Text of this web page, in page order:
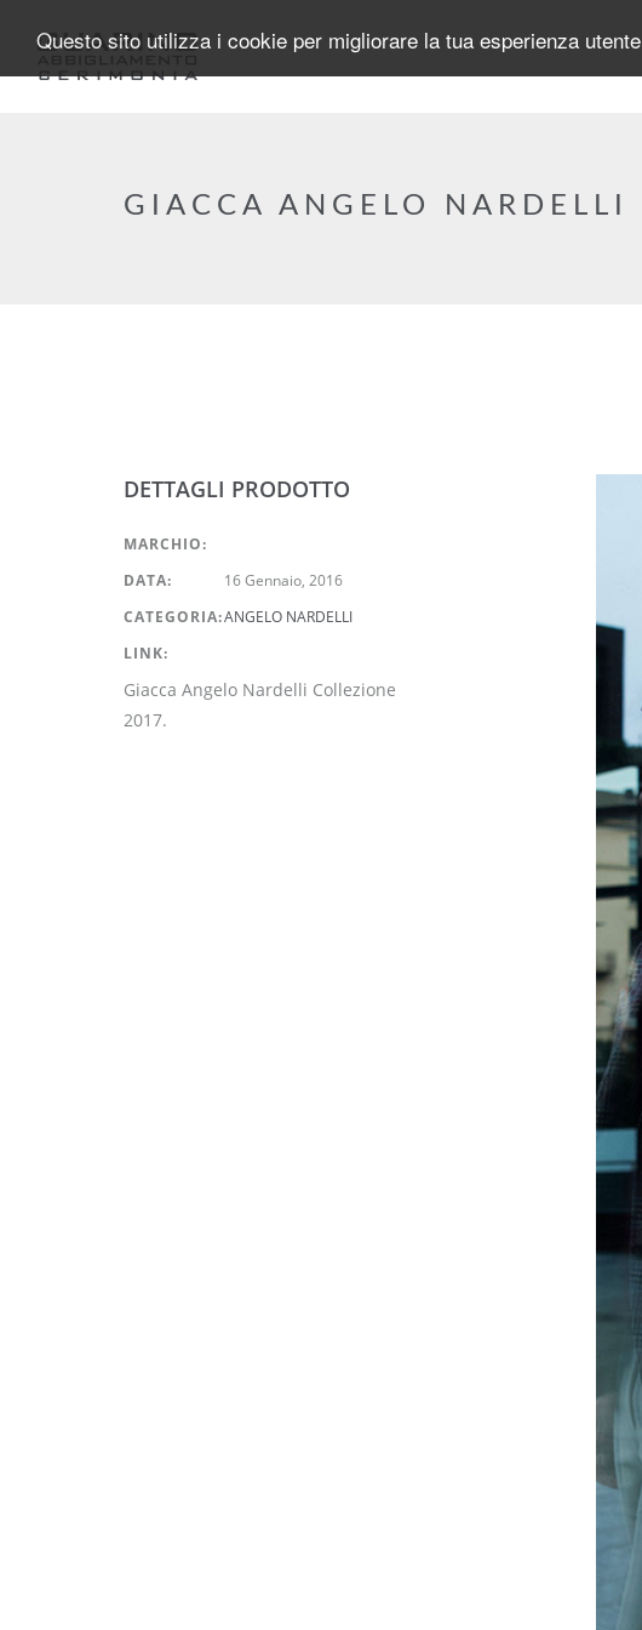
Questo sito utilizza i cookie per migliorare la tua esperienza utente
GIACCA ANGELO NARDELLI
DETTAGLI PRODOTTO
MARCHIO:
DATA:
16 Gennaio, 2016
CATEGORIA:ANGELO NARDELLI
LINK:
Giacca Angelo Nardelli Collezione
2017.